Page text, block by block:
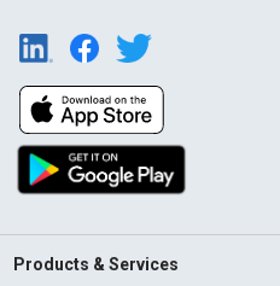
Products & Services